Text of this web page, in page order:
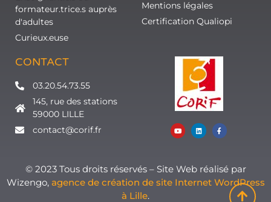
formateur.trice.s auprès
d'adultes
Curieux.euse
Mentions légales
Certification Qualiopi
CONTACT
03.20.54.73.55
145, rue des stations
59000 LILLE
contact@corif.fr
© 2023 Tous droits réservés – Site Web réalisé par
Wizengo, agence de création de site Internet WordPress
à Lille.